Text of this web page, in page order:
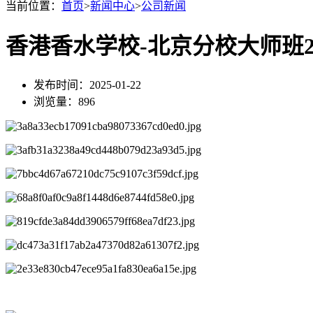
当前位置： 首页>新闻中心>公司新闻
香港香水学校-北京分校大师班
发布时间：2025-01-22
浏览量：896